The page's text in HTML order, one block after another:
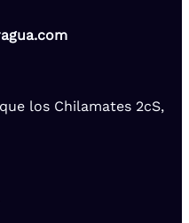
los Chilamates 2cS,